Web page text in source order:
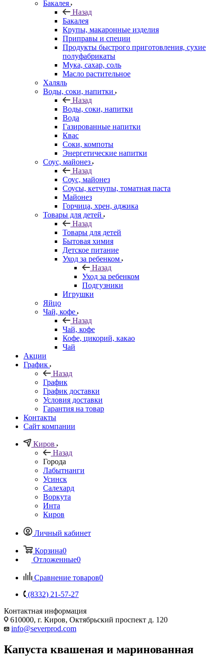
Бакалея
Назад
Бакалея
Крупы, макаронные изделия
Приправы и специи
Продукты быстрого приготовления, сухие
полуфабрикаты
Мука, сахар, соль
Масло растительное
Халяль
Воды, соки, напитки
Назад
Воды, соки, напитки
Вода
Газированные напитки
Квас
Соки, компоты
Энергетические напитки
Соус, майонез
Назад
Соус, майонез
Соусы, кетчупы, томатная паста
Майонез
Горчица, хрен, аджика
Товары для детей
Назад
Товары для детей
Бытовая химия
Детское питание
Уход за ребенком
Назад
Уход за ребенком
Подгузники
Игрушки
Яйцо
Чай, кофе
Назад
Чай, кофе
Кофе, цикорий, какао
Чай
Акции
График
Назад
График
График доставки
Условия доставки
Гарантия на товар
Контакты
Сайт компании
Киров
Назад
Города
Лабытнанги
Усинск
Салехард
Воркута
Инта
Киров
Личный кабинет
Корзина0
Отложенные0
Сравнение товаров0
(8332) 21-57-27
Контактная информация
610000, г. Киров, Октябрьский проспект д. 120
info@severprod.com
Капуста квашеная и маринованная